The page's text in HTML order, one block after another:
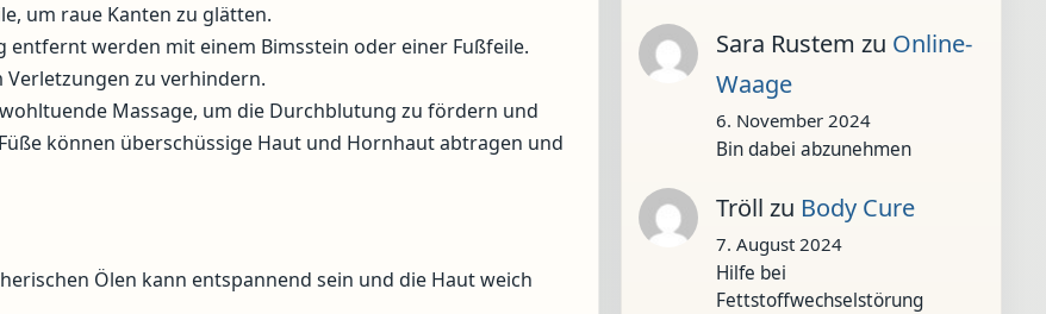
um raue Kanten zu glätten.
werden mit einem Bimsstein oder einer Fußfeile.
Verletzungen zu verhindern.
Massage, um die Durchblutung zu fördern und
können überschüssige Haut und Hornhaut abtragen und
Ölen kann entspannend sein und die Haut weich
Sara Rustem zu Online-
Waage
6. November 2024
Bin dabei abzunehmen
Tröll zu Body Cure
7. August 2024
Hilfe bei
Fettstoffwechselstörung